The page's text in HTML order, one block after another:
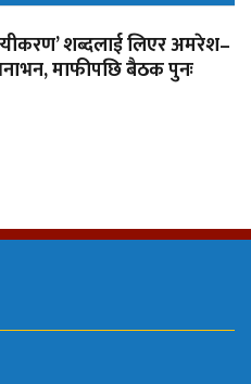
शब्दलाई लिएर अमरेश–
माफीपछि बैठक पुनः